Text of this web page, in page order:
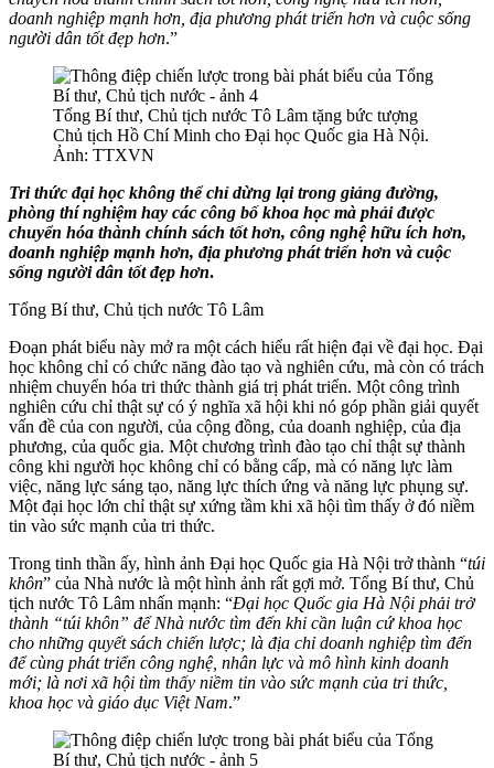
doanh nghiệp mạnh hơn, địa phương phát triển hơn và cuộc sống
người dân tốt đẹp hơn.”
Tổng Bí thư, Chủ tịch nước Tô Lâm tặng bức tượng
Chủ tịch Hồ Chí Minh cho Đại học Quốc gia Hà Nội.
Ảnh: TTXVN
Tri thức đại học không thể chỉ dừng lại trong giảng đường,
phòng thí nghiệm hay các công bố khoa học mà phải được
chuyển hóa thành chính sách tốt hơn, công nghệ hữu ích hơn,
doanh nghiệp mạnh hơn, địa phương phát triển hơn và cuộc
sống người dân tốt đẹp hơn.
Tổng Bí thư, Chủ tịch nước Tô Lâm
Đoạn phát biểu này mở ra một cách hiểu rất hiện đại về đại học. Đại
học không chỉ có chức năng đào tạo và nghiên cứu, mà còn có trách
nhiệm chuyển hóa tri thức thành giá trị phát triển. Một công trình
nghiên cứu chỉ thật sự có ý nghĩa xã hội khi nó góp phần giải quyết
vấn đề của con người, của cộng đồng, của doanh nghiệp, của địa
phương, của quốc gia. Một chương trình đào tạo chỉ thật sự thành
công khi người học không chỉ có bằng cấp, mà có năng lực làm
việc, năng lực sáng tạo, năng lực thích ứng và năng lực phụng sự.
Một đại học lớn chỉ thật sự xứng tầm khi xã hội tìm thấy ở đó niềm
tin vào sức mạnh của tri thức.
Trong tinh thần ấy, hình ảnh Đại học Quốc gia Hà Nội trở thành “túi
khôn” của Nhà nước là một hình ảnh rất gợi mở. Tổng Bí thư, Chủ
tịch nước Tô Lâm nhấn mạnh: “Đại học Quốc gia Hà Nội phải trở
thành “túi khôn” để Nhà nước tìm đến khi cần luận cứ khoa học
cho những quyết sách chiến lược; là địa chỉ doanh nghiệp tìm đến
để cùng phát triển công nghệ, nhân lực và mô hình kinh doanh
mới; là nơi xã hội tìm thấy niềm tin vào sức mạnh của tri thức,
khoa học và giáo dục Việt Nam.”